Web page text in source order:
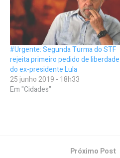
#Urgente: Segunda Turma do STF
rejeita primeiro pedido de liberdade
do ex-presidente Lula
25 junho 2019 - 18h33
Em "Cidades"
Próximo Post